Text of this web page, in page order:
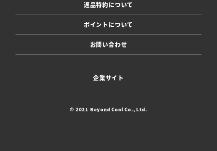
返品特約について
ポイントについて
お問い合わせ
企業サイト
© 2021 Beyond Cool Co., Ltd.